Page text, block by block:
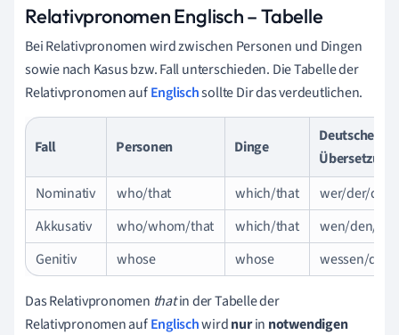
Relativpronomen Englisch – Tabelle
Bei Relativpronomen wird zwischen Personen und Dingen
sowie nach Kasus bzw. Fall unterschieden. Die Tabelle der
Relativpronomen aufEnglischsollte Dir das verdeutlichen.
Fall Personen Dinge
Deutsche
Übersetzung
Nominativ
who/that which/that
wer/der/die/
Akkusativ
who/whom/that which/that
wen/den/
Genitiv
whose whose wessen/
Das Relativpronomen thatin der Tabelle der
Relativpronomen aufEnglischwirdnurin notwendigen